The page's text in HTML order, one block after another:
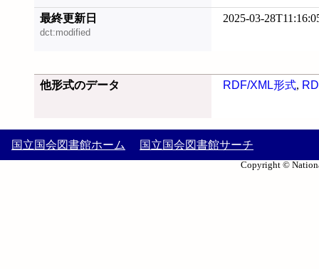
最終更新日
dct:modified
2025-03-
他形式のデータ RDF/XML形式,
国立国会図書館ホーム 国立国会図書館サーチ
Copyright ©